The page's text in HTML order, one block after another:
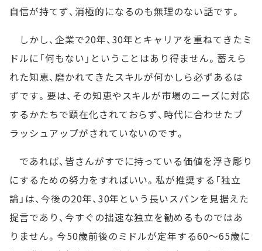
自信が持てず、消極的になるのも無理のない話です。
しかし、企業で20年、30年とキャリアを重ねてきたミ
ドルに「何もない」ということはあり得ません。蓄えら
れた知恵、磨かれてきたスキルが何かしら必ずあるは
ずです。要は、その知恵やスキルが市場のニーズに対応
するかたちで顕在化されておらず、時代に合わせたブ
ラッシュアップがされていないのです。
であれば、皆さんがすでに持っている価値を浮き彫り
にするための努力をすればいい。私が推奨する「独立
論」は、今後の20年、30年という長いスパンを見据えた
提言であり、今すぐの拙速な独立を勧めるものではあ
りません。今50歳前後のミドルが定年する60～65歳に